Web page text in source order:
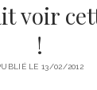
voir
!
LE 13/02/2012